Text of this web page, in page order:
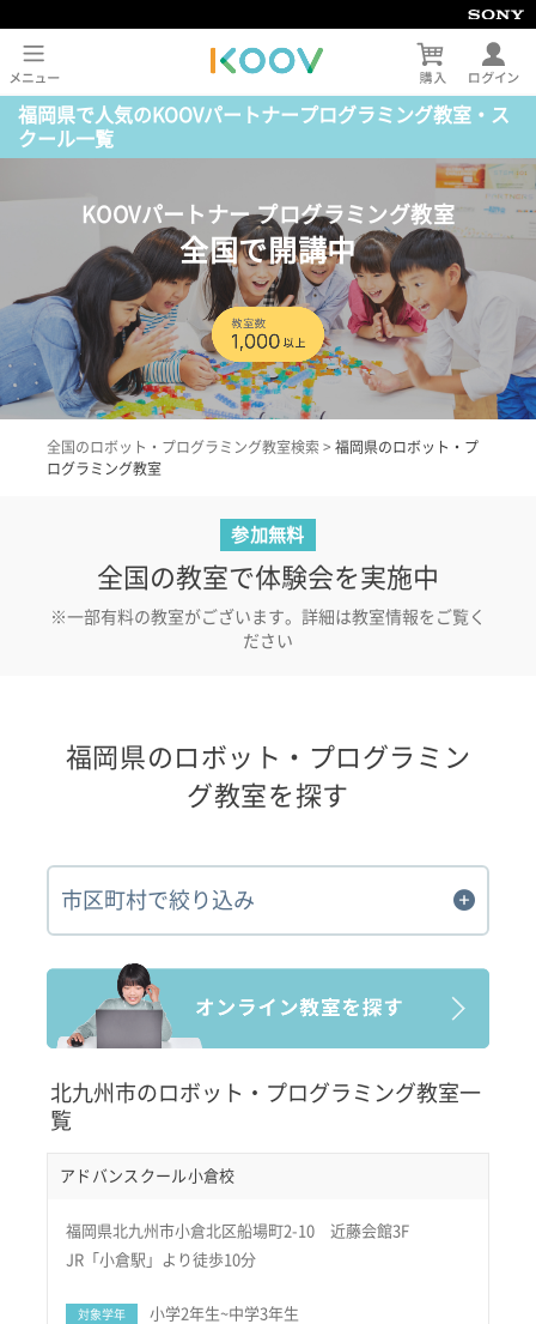
福岡県で人気のKOOVパートナープログラミング教室・ス
クール一覧
KOOVパートナー プログラミング教室
全国で開講中
全国のロボット・プログラミング教室検索 > 福岡県のロボット・プ
ログラミング教室
参加無料
全国の教室で体験会を実施中
※一部有料の教室がございます。詳細は教室情報をご覧く
ださい
福岡県のロボット・プログラミン
グ教室を探す
市区町村で絞り込み
北九州市のロボット・プログラミング教室一
覧
アドバンスクール小倉校
福岡県北九州市小倉北区船場町2-10 近藤会館3F
JR「小倉駅」より徒歩10分
対象学年 小学2年生~中学3年生